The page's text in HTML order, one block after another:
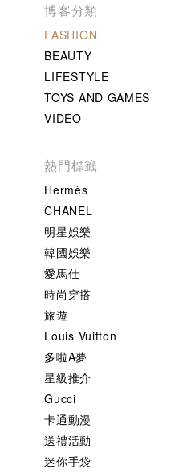
博客分類
FASHION
BEAUTY
LIFESTYLE
TOYS AND GAMES
VIDEO
熱門標籤
Hermès
CHANEL
明星娛樂
韓國娛樂
愛馬仕
時尚穿搭
旅遊
Louis Vuitton
多啦A夢
星級推介
Gucci
卡通動漫
送禮活動
迷你手袋